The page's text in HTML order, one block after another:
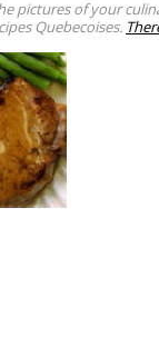
pictures of your
Quebecoises.